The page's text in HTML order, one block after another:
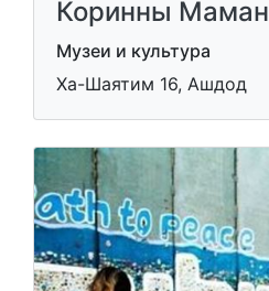
Коринны Маман
Музеи и культура
Ха-Шаятим 16, Ашдод